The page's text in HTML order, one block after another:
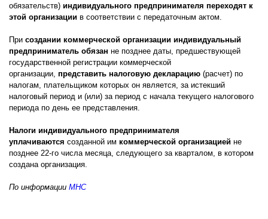
обязательств) индивидуального предпринимателя переходят к
этой организации в соответствии с передаточным актом.
При создании коммерческой организации индивидуальный
предприниматель обязан не позднее даты, предшествующей
государственной регистрации коммерческой
организации, представить налоговую декларацию (расчет) по
налогам, плательщиком которых он является, за истекший
налоговый период и (или) за период с начала текущего налогового
периода по день ее представления.
Налоги индивидуального предпринимателя
уплачиваются созданной им коммерческой организацией не
позднее 22-го числа месяца, следующего за кварталом, в котором
создана организация.
По информации МНС